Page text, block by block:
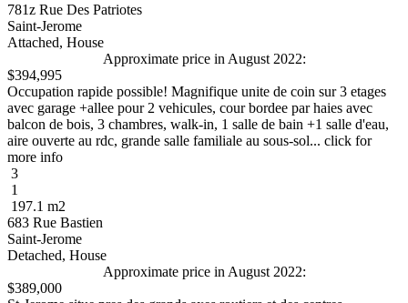
781z Rue Des Patriotes
Saint-Jerome
Attached, House
Approximate price in August 2022:
$394,995
Occupation rapide possible! Magnifique unite de coin sur 3 etages
avec garage +allee pour 2 vehicules, cour bordee par haies avec
balcon de bois, 3 chambres, walk-in, 1 salle de bain +1 salle d'eau,
aire ouverte au rdc, grande salle familiale au sous-sol... click for
more info
3
1
197.1 m2
683 Rue Bastien
Saint-Jerome
Detached, House
Approximate price in August 2022:
$389,000